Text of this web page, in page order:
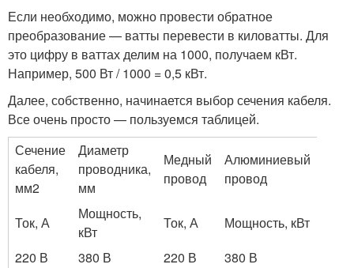
Если необходимо, можно провести обратное
преобразование — ватты перевести в киловатты. Для
это цифру в ваттах делим на 1000, получаем кВт.
Например, 500 Вт / 1000 = 0,5 кВт.
Далее, собственно, начинается выбор сечения кабеля.
Все очень просто — пользуемся таблицей.
Сечение
кабеля,
мм2
Диаметр
проводника,
мм
Медный
провод
Алюминиевый
провод
Ток, А
Мощность,
кВт
Ток, А
Мощность, кВт
220 В
380 В 220 В
380 В